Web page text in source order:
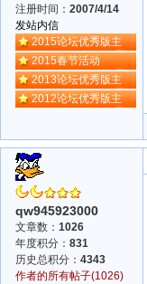
注册时间： 2007/4/14
发站内信
2015论坛优秀版主
2015春节活动
2013论坛优秀版主
2012论坛优秀版主
qw945923000
文章数： 1026
年度积分： 831
历史总积分： 4343
作者的所有帖子(1026)